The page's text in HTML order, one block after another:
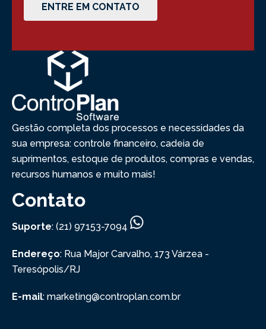
ENTRE EM CONTATO
Gestão completa dos processos e necessidades da
sua empresa: controle financeiro, cadeia de
suprimentos, estoque de produtos, compras e vendas,
recursos humanos e muito mais!
Contato
Suporte: (21) 97153-7094
Endereço: Rua Major Carvalho, 173 Várzea -
Teresópolis/RJ
E-mail: marketing@controplan.com.br